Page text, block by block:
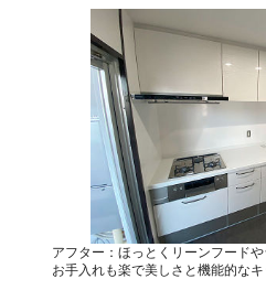
アフター：ほっとくリーンフード
お手入れも楽で美しさと機能的なキ